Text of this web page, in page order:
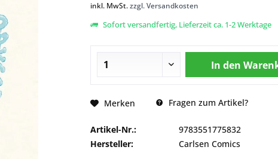
inkl. MwSt.zzgl. Versandkosten
Sofort versandfertig, Lieferzeit ca. 1-2 Werktage
In den
Merken Fragen zum Artikel?
Artikel-Nr.:
9783551775832
Hersteller:
Carlsen Comics